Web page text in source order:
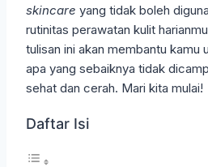
skincare yang tidak boleh
rutinitas perawatan kulit
tulisan ini akan membantu kamu
apa yang sebaiknya tidak
sehat dan cerah. Mari kita mulai!
Daftar Isi